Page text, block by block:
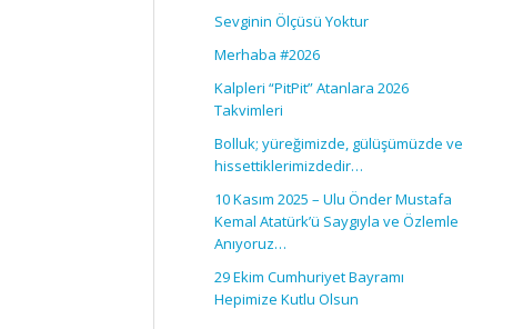
Sevginin Ölçüsü Yoktur
Merhaba #2026
Kalpleri “PitPit” Atanlara 2026
Takvimleri
Bolluk; yüreğimizde, gülüşümüzde ve
hissettiklerimizdedir…
10 Kasım 2025 – Ulu Önder Mustafa
Kemal Atatürk’ü Saygıyla ve Özlemle
Anıyoruz…
29 Ekim Cumhuriyet Bayramı
Hepimize Kutlu Olsun